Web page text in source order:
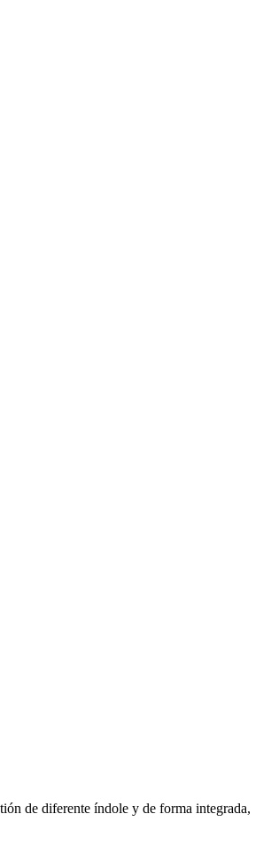
de diferente índole y de forma integrada,